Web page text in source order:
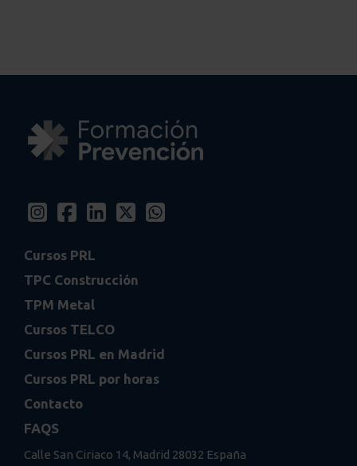
Cursos PRL
TPC Construcción
TPM Metal
Cursos TELCO
Cursos PRL en Madrid
Cursos PRL por horas
Contacto
FAQS
Calle San Ciriaco 14, Madrid 28032 España